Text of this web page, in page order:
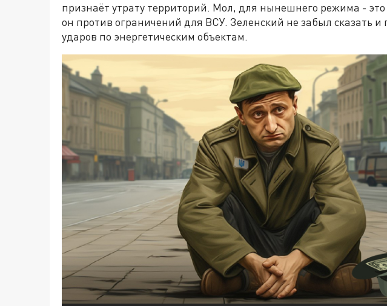
признаёт утрату территорий. Мол, для нынешнего режима -
он против ограничений для ВСУ. Зеленский не забыл сказать
ударов по энергетическим объектам.